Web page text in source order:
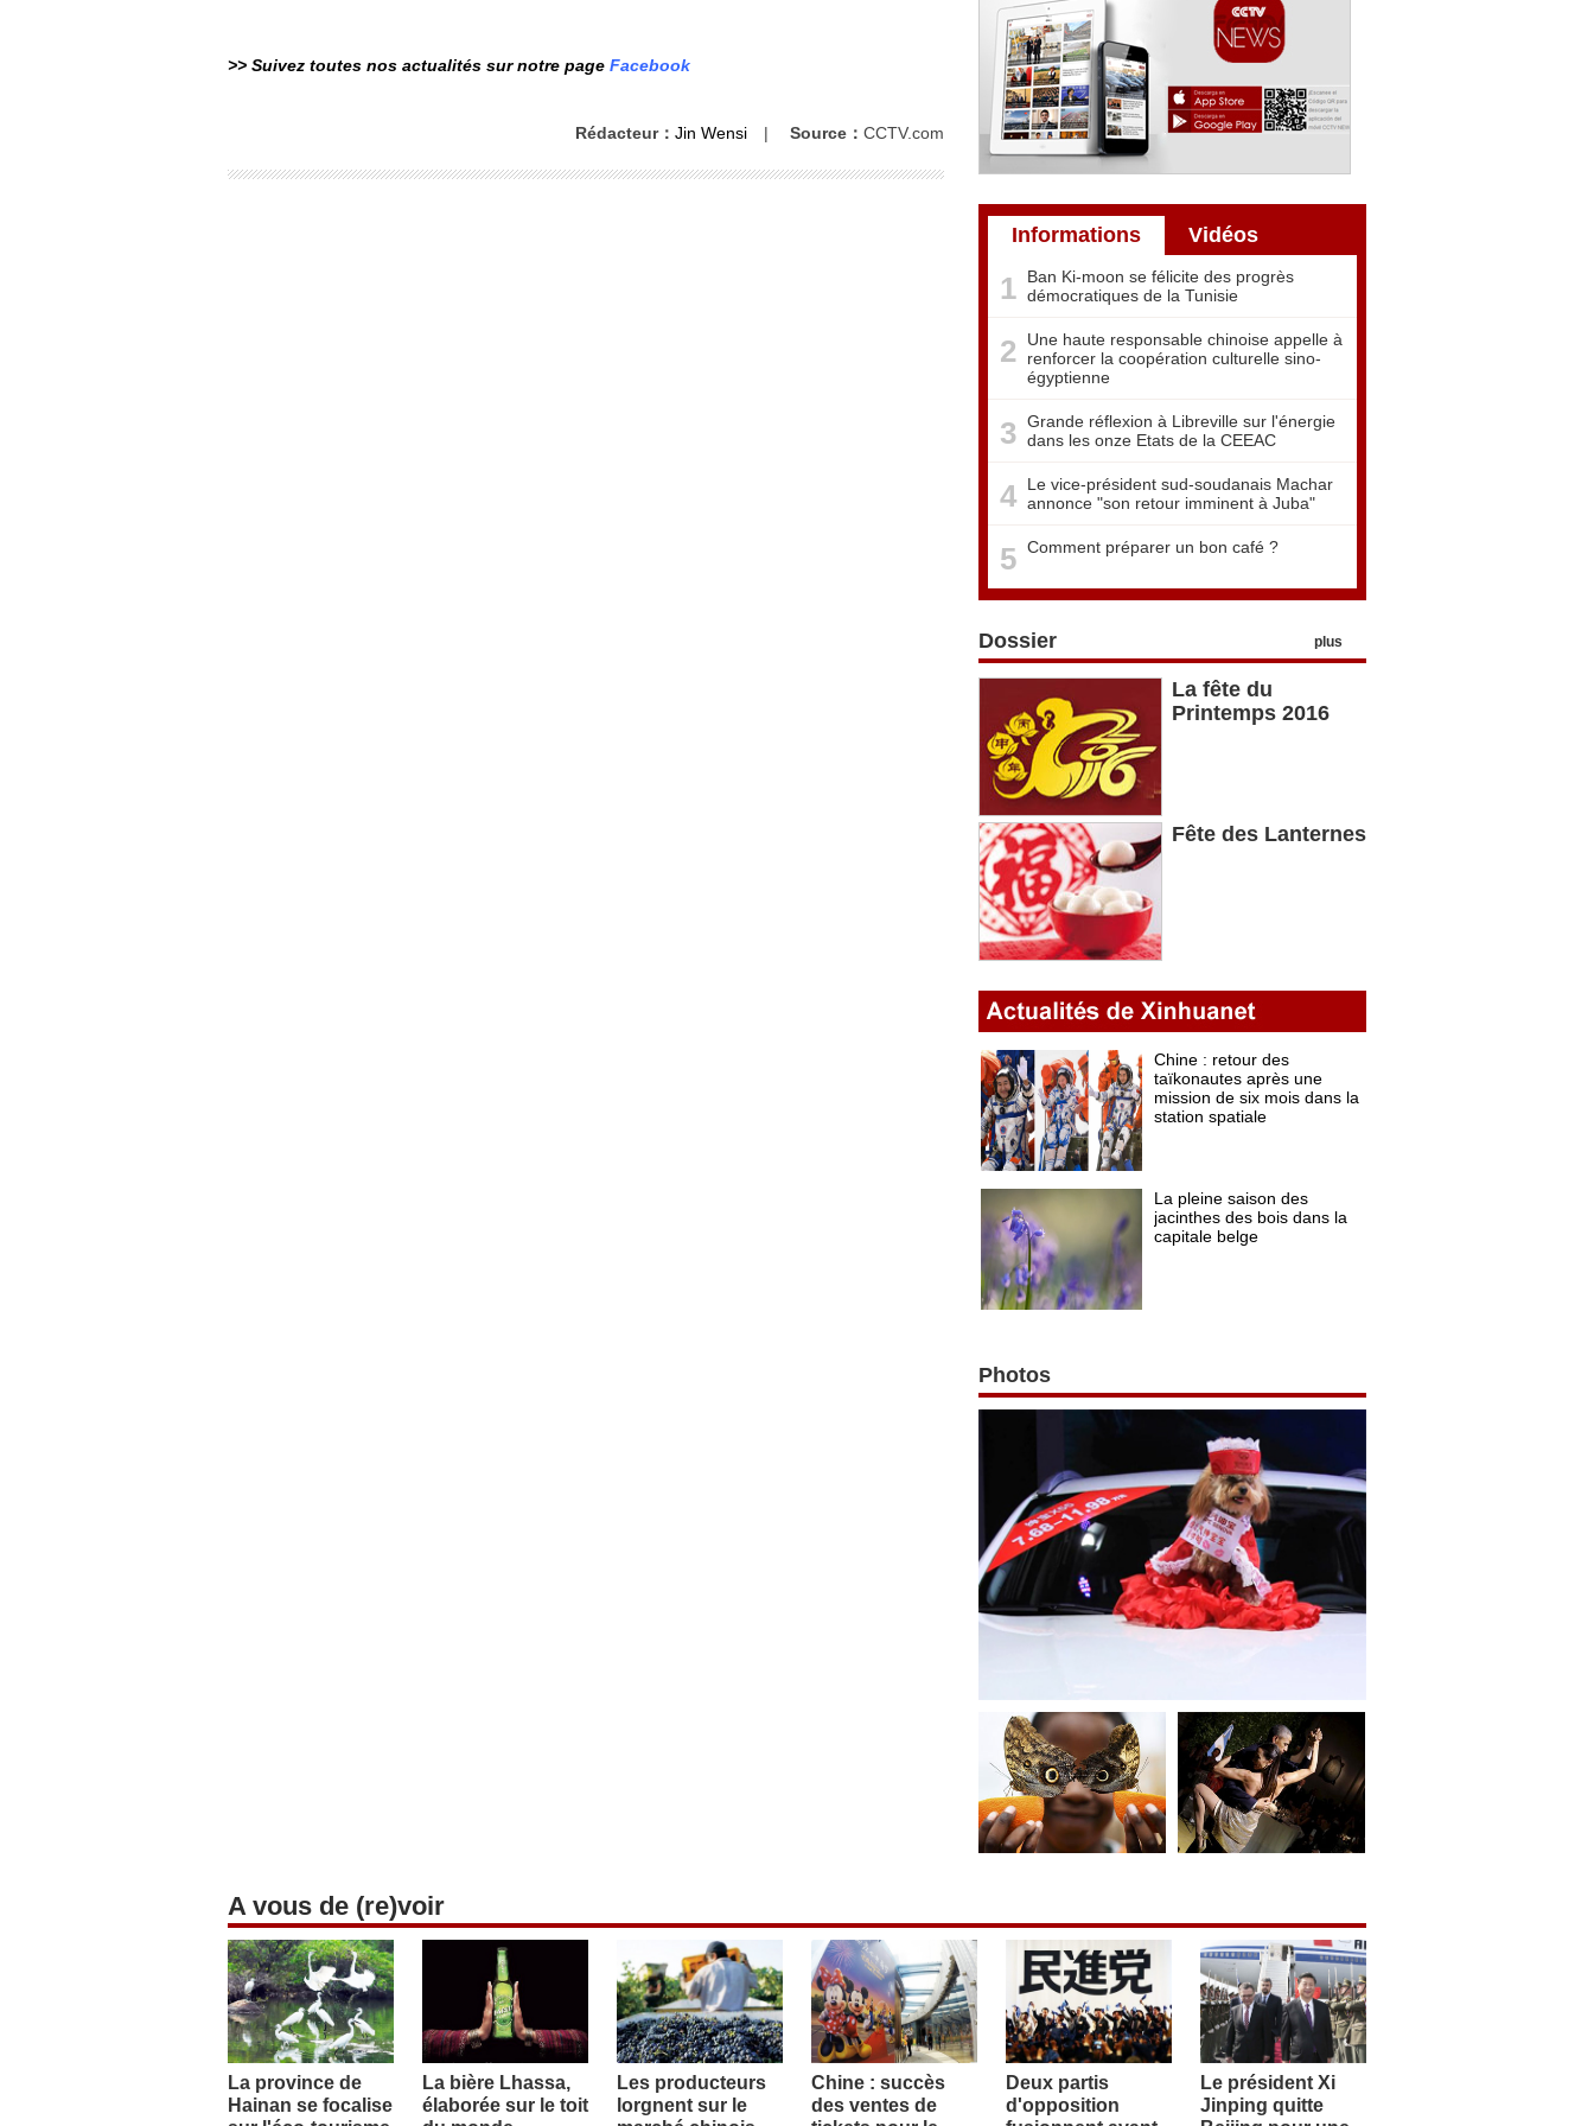
>> Suivez toutes nos actualités sur notre page Facebook
Rédacteur： Jin Wensi | Source： CCTV.com
Informations Vidéos
1
Ban Ki-moon se félicite des progrès
démocratiques de la Tunisie
2
Une haute responsable chinoise appelle à
renforcer la coopération culturelle sino-
égyptienne
3 Grande réflexion à Libreville sur l'énergie
dans les onze Etats de la CEEAC
4
Le vice-président sud-soudanais Machar
annonce "son retour imminent à Juba"
5 Comment préparer un bon café ?
Dossier plus
La fête du
Printemps 2016
Fête des Lanternes
Photos
A vous de (re)voir
La province de
Hainan se focalise
La bière Lhassa,
élaborée sur le toit
Les producteurs
lorgnent sur le
Chine : succès
des ventes de
Deux partis
d'opposition
Le président Xi
Jinping quitte